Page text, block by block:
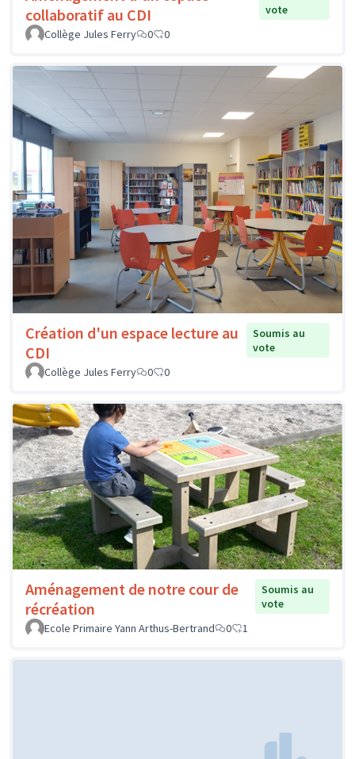
collaboratif au CDI
vote
Collège Jules Ferry
0 0
Création d'un espace lecture au
CDI
Soumis au
vote
Collège Jules Ferry
0 0
Aménagement de notre cour de
récréation
Soumis au
vote
Ecole Primaire Yann Arthus-Bertrand
0 1